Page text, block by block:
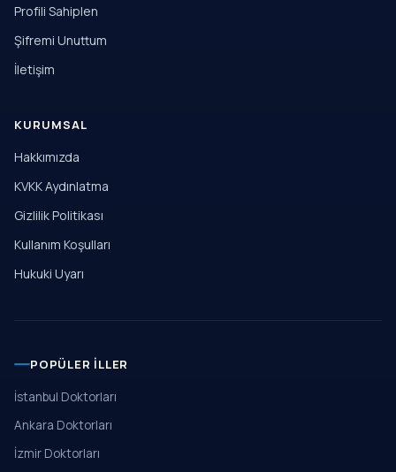
Profili Sahiplen
Şifremi Unuttum
İletişim
KURUMSAL
Hakkımızda
KVKK Aydınlatma
Gizlilik Politikası
Kullanım Koşulları
Hukuki Uyarı
POPÜLER İLLER
İstanbul Doktorları
Ankara Doktorları
İzmir Doktorları